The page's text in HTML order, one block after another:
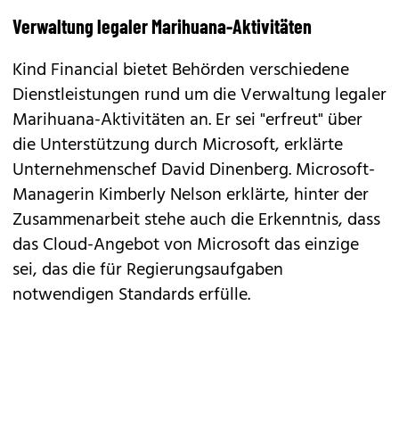
Verwaltung legaler Marihuana-Aktivitäten
Kind Financial bietet Behörden verschiedene
Dienstleistungen rund um die Verwaltung legaler
Marihuana-Aktivitäten an. Er sei "erfreut" über
die Unterstützung durch Microsoft, erklärte
Unternehmenschef David Dinenberg. Microsoft-
Managerin Kimberly Nelson erklärte, hinter der
Zusammenarbeit stehe auch die Erkenntnis, dass
das Cloud-Angebot von Microsoft das einzige
sei, das die für Regierungsaufgaben
notwendigen Standards erfülle.